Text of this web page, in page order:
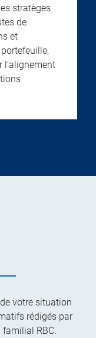
stratèges
de
et
votre situation
rédigés par
familial RBC.